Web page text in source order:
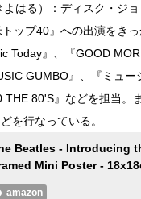
よはる）：ディスク・ジ
ップ40』への出演をき
Today』、『GOOD
GUMBO』、『ミュー
THE 80'S』などを担当。
を行なっている。
Beatles - Introducing
Mini Poster -
amazon